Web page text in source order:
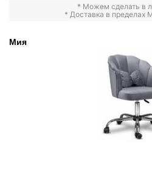
* Можем сделать в
* Доставка в пределах
Мия